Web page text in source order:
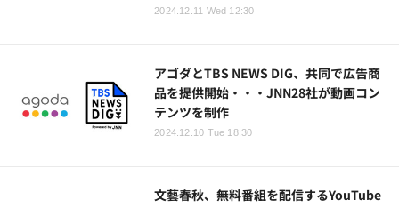
2024.12.11 Wed 12:30
アゴダとTBS NEWS DIG、共同で広告商
品を提供開始・・・JNN28社が動画コン
テンツを制作
2024.12.10 Tue 18:30
文藝春秋、無料番組を配信するYouTube